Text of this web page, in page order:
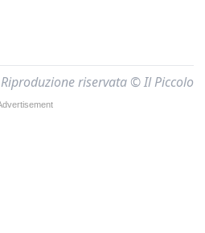
Riproduzione riservata © Il Piccolo